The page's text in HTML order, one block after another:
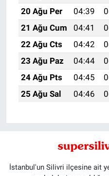
20 Ağu Per
04:39
21 Ağu Cum
04:41
22 Ağu Cts
04:42
23 Ağu Paz
04:44
24 Ağu Pts
04:45
25 Ağu Sal
04:46
İstanbul'un Silivri ilçesine ait